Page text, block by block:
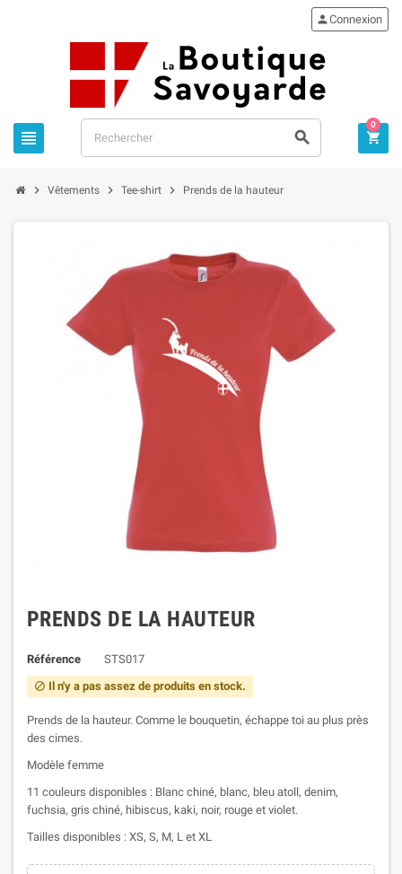
 
Connexion

0
 Vêtements  Tee-shirt  Prends de la hauteur
PRENDS DE LA HAUTEUR
Référence STS017
 Il n'y a pas assez de produits en stock.
Prends de la hauteur. Comme le bouquetin, échappe toi au plus près
des cimes.
Modèle femme
11 couleurs disponibles : Blanc chiné, blanc, bleu atoll, denim,
fuchsia, gris chiné, hibiscus, kaki, noir, rouge et violet.
Tailles disponibles : XS, S, M, L et XL